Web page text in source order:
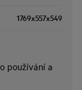
1769x557x549
používání a